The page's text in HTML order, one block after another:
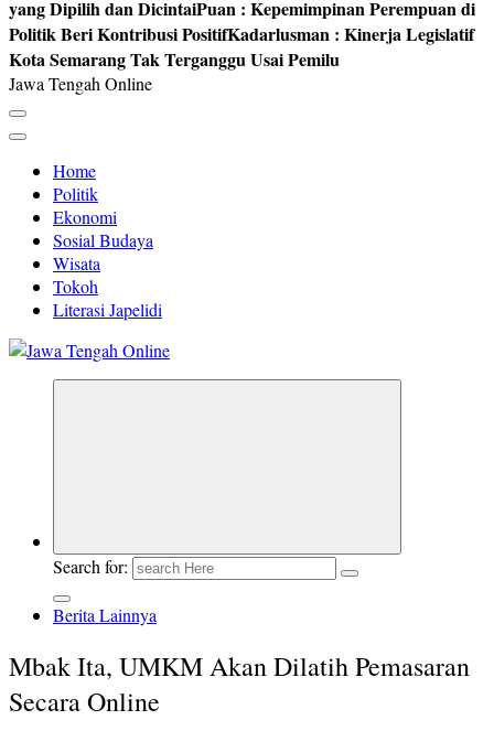
yang Dipilih dan DicintaiPuan : Kepemimpinan Perempuan di
Politik Beri Kontribusi PositifKadarlusman : Kinerja Legislatif
Kota Semarang Tak Terganggu Usai Pemilu
Jawa Tengah Online
Home
Politik
Ekonomi
Sosial Budaya
Wisata
Tokoh
Literasi Japelidi
Search for:
Berita Lainnya
Mbak Ita, UMKM Akan Dilatih Pemasaran
Secara Online